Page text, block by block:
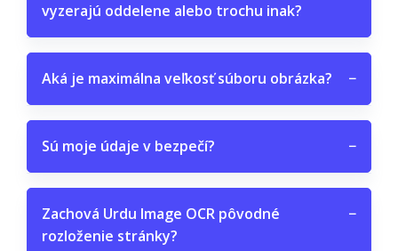
vyzerajú oddelene alebo trochu inak?
Aká je maximálna veľkosť súboru obrázka? −
Sú moje údaje v bezpečí? −
Zachová Urdu Image OCR pôvodné
rozloženie stránky?
−